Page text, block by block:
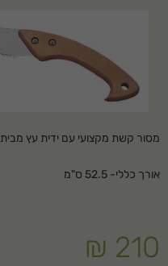
מסור קשת מקצועי עם ידית עץ מבית
אורך כללי- 52.5 ס"מ
₪ 210